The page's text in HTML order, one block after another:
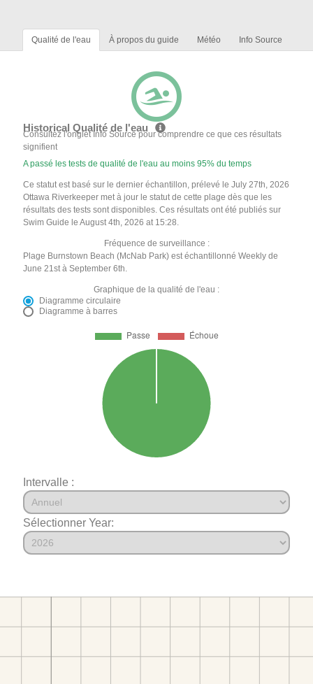
Qualité de l'eau À propos du guide Météo Info Source
Historical Qualité de l'eau
Consultez l'onglet Info Source pour comprendre ce que ces résultats
signifient
A passé les tests de qualité de l'eau au moins 95% du temps
Ce statut est basé sur le dernier échantillon, prélevé le July 27th, 2026
Ottawa Riverkeeper met à jour le statut de cette plage dès que les
résultats des tests sont disponibles. Ces résultats ont été publiés sur
Swim Guide le August 4th, 2026 at 15:28.
Fréquence de surveillance :
Plage Burnstown Beach (McNab Park) est échantillonné Weekly de
June 21st à September 6th.
Graphique de la qualité de l'eau :
Diagramme circulaire
Diagramme à barres
Intervalle :
Sélectionner Year: